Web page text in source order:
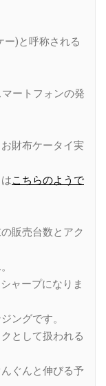
ー)と呼称される
ートフォンの発
財布ケータイ実
こちらのようで
販売台数とアク
ャープになりま
ングです。
として扱われる
ぐんと伸びる予